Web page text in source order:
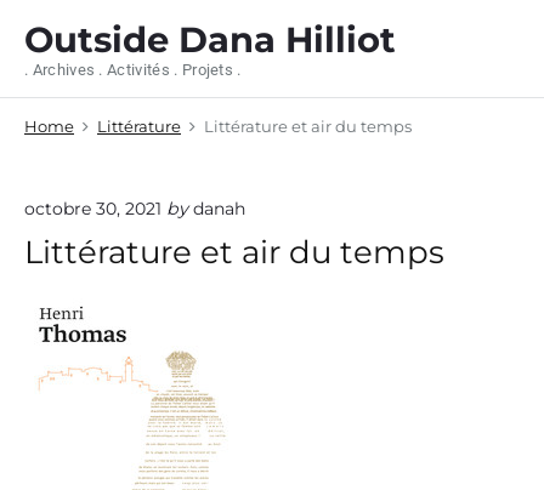
Outside Dana Hilliot
. Archives . Activités . Projets .
Home Littérature Littérature et air du temps
octobre 30, 2021 by danah
Littérature et air du temps